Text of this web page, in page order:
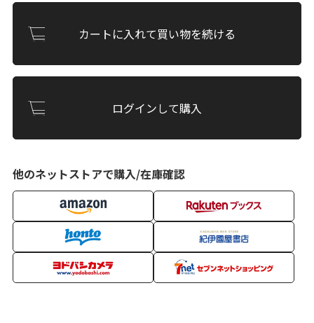
カートに入れて買い物を続ける
ログインして購入
他のネットストアで購入/在庫確認